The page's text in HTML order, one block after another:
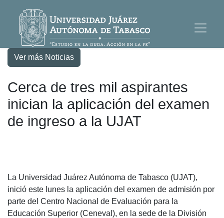
Ver más Noticias
Cerca de tres mil aspirantes
inician la aplicación del examen
de ingreso a la UJAT
La Universidad Juárez Autónoma de Tabasco (UJAT),
inició este lunes la aplicación del examen de admisión por
parte del Centro Nacional de Evaluación para la
Educación Superior (Ceneval), en la sede de la División